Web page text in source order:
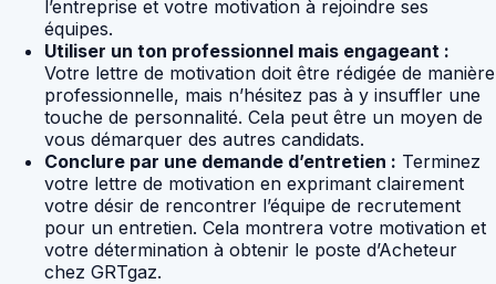
l’entreprise et votre motivation à rejoindre ses
équipes.
Utiliser un ton professionnel mais engageant :
Votre lettre de motivation doit être rédigée de manière
professionnelle, mais n’hésitez pas à y insuffler une
touche de personnalité. Cela peut être un moyen de
vous démarquer des autres candidats.
Conclure par une demande d’entretien : Terminez
votre lettre de motivation en exprimant clairement
votre désir de rencontrer l’équipe de recrutement
pour un entretien. Cela montrera votre motivation et
votre détermination à obtenir le poste d’Acheteur
chez GRTgaz.